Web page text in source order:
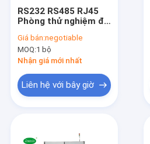
Các sản phẩm
RS232 RS485 RJ45
Phòng thử nghiệm đi
hình LCD được điều
khiển
Giá bán:negotiable
MOQ:1 bộ
Nhận giá mới nhất
Liên hệ với bây giờ